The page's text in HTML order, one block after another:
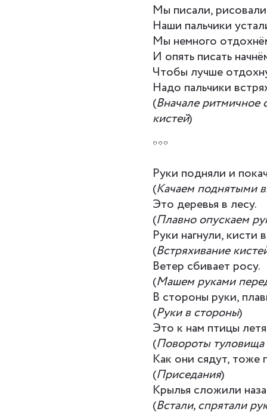
Мы писали,
Наши пальчики
Мы немного
И опять писать
Чтобы лучше
Надо пальчики
(Вначале ритмичное
кистей)
***
Руки подняли и
(Качаем поднятыми
Это деревья в лесу.
(Плавно опускаем
Руки нагнули, кисти
(Встряхивание
Ветер сбивает росу.
(Машем руками
В стороны руки,
(Руки в стороны)
Это к нам птицы
(Повороты
Как они сядут,
(Приседания)
Крылья сложили
(Встали, спрятали